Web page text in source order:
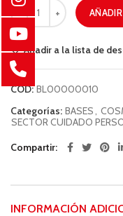
Añadir a la lista de
COD:BL00000010
Categorías: BASES,
SECTOR CUIDADO
Compartir
INFORMACIÓN